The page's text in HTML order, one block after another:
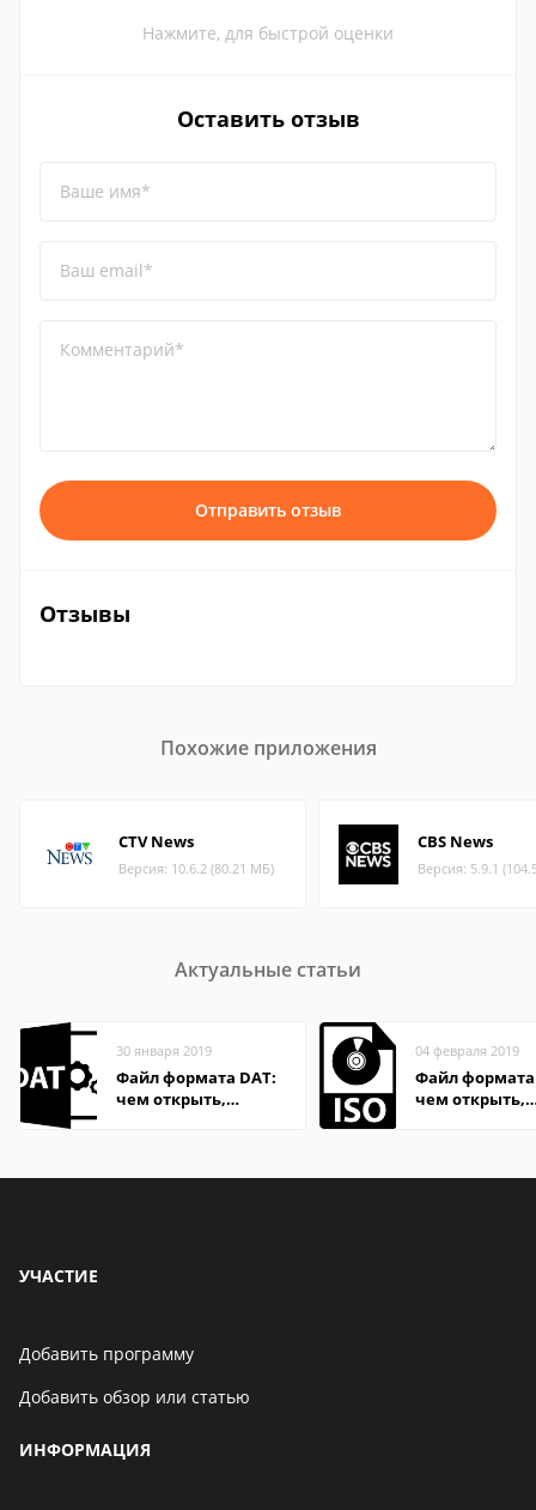
Нажмите, для быстрой оценки
Оставить отзыв
Ваше имя*
Ваш email*
Комментарий*
Отправить отзыв
Отзывы
Похожие приложения
CTV News
Версия: 10.6.2 (80.21 МБ)
CBS News
Версия: 5.9.1
Актуальные статьи
30 января 2019
Файл формата DAT:
чем открыть,
04 февраля 2019
Файл формата
чем открыть,
УЧАСТИЕ
Добавить программу
Добавить обзор или статью
ИНФОРМАЦИЯ